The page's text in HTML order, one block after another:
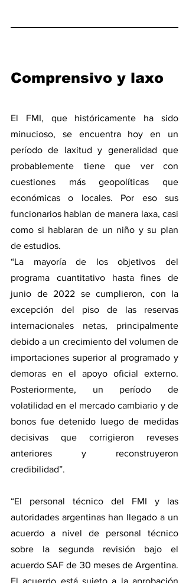
Comprensivo y laxo
El FMI, que históricamente ha sido
minucioso, se encuentra hoy en un
período de laxitud y generalidad que
probablemente tiene que ver con
cuestiones más geopolíticas que
económicas o locales. Por eso sus
funcionarios hablan de manera laxa, casi
como si hablaran de un niño y su plan
de estudios.
“La mayoría de los objetivos del
programa cuantitativo hasta fines de
junio de 2022 se cumplieron, con la
excepción del piso de las reservas
internacionales netas, principalmente
debido a un crecimiento del volumen de
importaciones superior al programado y
demoras en el apoyo oficial externo.
Posteriormente, un período de
volatilidad en el mercado cambiario y de
bonos fue detenido luego de medidas
decisivas que corrigieron reveses
anteriores y reconstruyeron
credibilidad”.
“El personal técnico del FMI y las
autoridades argentinas han llegado a un
acuerdo a nivel de personal técnico
sobre la segunda revisión bajo el
acuerdo SAF de 30 meses de Argentina.
El acuerdo está sujeto a la aprobación